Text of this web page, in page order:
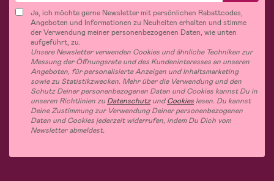
Ja, ich möchte gerne Newsletter mit persönlichen Rabattcodes,
Angeboten und Informationen zu Neuheiten erhalten und stimme
der Verwendung meiner personenbezogenen Daten, wie unten
aufgeführt, zu.
Unsere Newsletter verwenden Cookies und ähnliche Techniken zur
Messung der Öffnungsrate und des Kundeninteresses an unseren
Angeboten, für personalisierte Anzeigen und Inhaltsmarketing
sowie zu Statistikzwecken. Mehr über die Verwendung und den
Schutz Deiner personenbezogenen Daten und Cookies kannst Du in
unseren Richtlinien zu DatenschutzundCookies lesen. Du kannst
Deine Zustimmung zur Verwendung Deiner personenbezogenen
Daten und Cookies jederzeit widerrufen, indem Du Dich vom
Newsletter abmeldest.